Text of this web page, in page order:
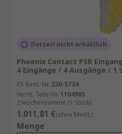
Derzeit nicht erhältlich
Phoenix Contact PSR
4 Eingänge / 4 Ausgänge /
RS Best.-Nr. 220-5734
Herst. Teile-Nr. 1104985
Zwischensumme (1 Stück)
1.011,81 €(ohne MwSt.)
Menge